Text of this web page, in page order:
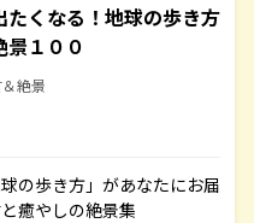
たくなる！地球の歩き方
景１００
絶景
の歩き方」があなたにお届
癒やしの絶景集